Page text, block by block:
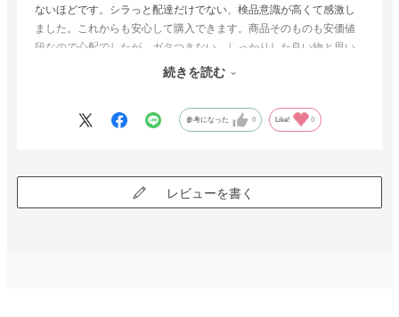
ないほどです。シラっと配達だけでない、検品意識が高くて感激し
ました。これからも安心して購入できます。商品そのものも安価値
段なので心配でしたが、ガタつきない、しっかりした良い物と思い
ます。あえて難点言えば、テーブル合板張りが一定してない、同じ
続きを読む
参考になった 0 Like! 0
レビューを書く